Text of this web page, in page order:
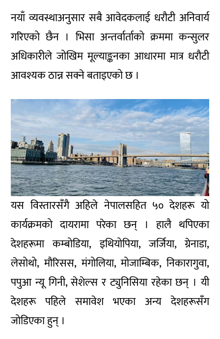
नयाँ व्यवस्थाअनुसार सबै आवेदकलाई धरौटी अनिवार्य
गरिएको छैन । भिसा अन्तर्वार्ताको क्रममा कन्सुलर
अधिकारीले जोखिम मूल्याङ्कनका आधारमा मात्र धरौटी
आवश्यक ठान्न सक्ने बताइएको छ ।
यस विस्तारसँगै अहिले नेपालसहित ५० देशहरू यो
कार्यक्रमको दायरामा परेका छन् । हालै थपिएका
देशहरूमा कम्बोडिया, इथियोपिया, जर्जिया, ग्रेनाडा,
लेसोथो, मौरिसस, मंगोलिया, मोजाम्बिक, निकारागुवा,
पपुआ न्यू गिनी, सेशेल्स र ट्युनिसिया रहेका छन् । यी
देशहरू पहिले समावेश भएका अन्य देशहरूसँग
जोडिएका हुन् ।